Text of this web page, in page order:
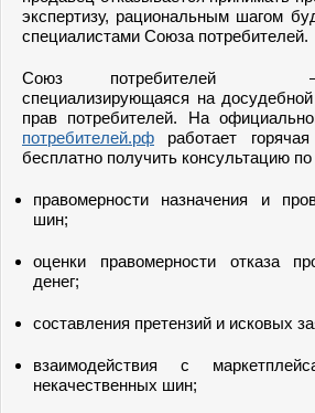
экспертизу, рациональным шагом
специалистами Союза потребителей.
Союз потребителей —
специализирующаяся на
прав потребителей. На
потребителей.рф работает
бесплатно получить консультацию
правомерности назначения и
шин;
оценки правомерности отказа
денег;
составления претензий и исковых
взаимодействия с
некачественных шин;